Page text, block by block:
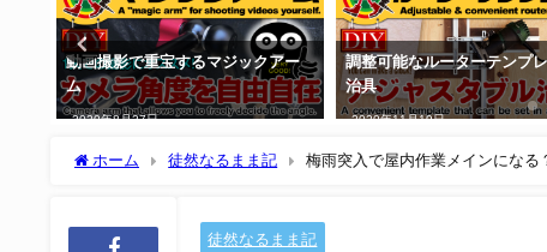
動画撮影で重宝するマジックアー
ム
2020年8月27日
調整可能なルーターテンプ
治具
2020年11月19日
ホーム 徒然なるまま記 梅雨突入で屋内作業メインになる
徒然なるまま記